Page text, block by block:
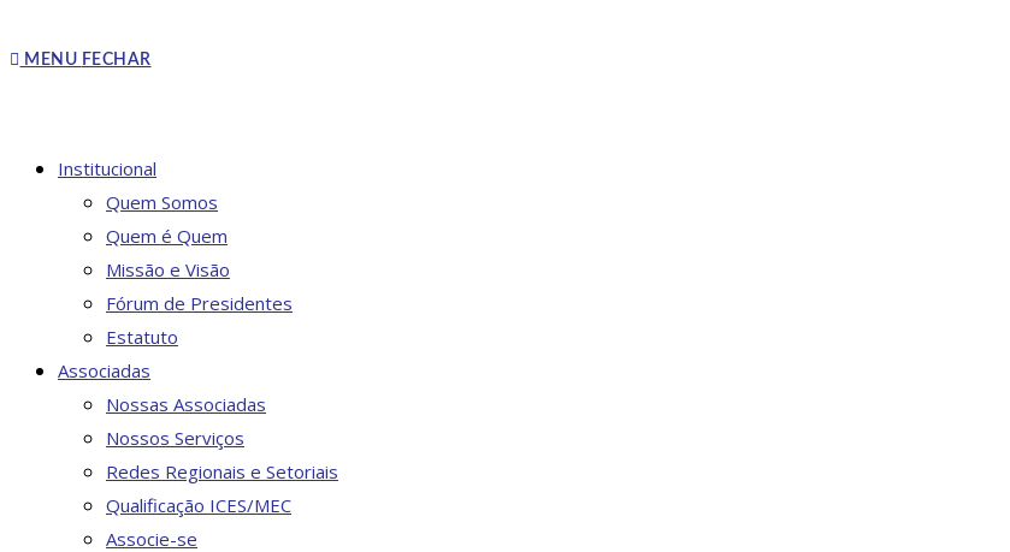
MENU FECHAR
Institucional
Quem Somos
Quem é Quem
Missão e Visão
Fórum de Presidentes
Estatuto
Associadas
Nossas Associadas
Nossos Serviços
Redes Regionais e Setoriais
Qualificação ICES/MEC
Associe-se